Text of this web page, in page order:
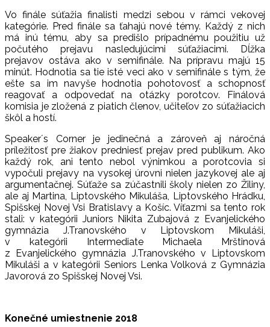
Vo finále súťažia finalisti medzi sebou v rámci vekovej
kategórie. Pred finále sa ťahajú nové témy. Každý z nich
má inú tému, aby sa predišlo prípadnému použitiu už
počutého prejavu nasledujúcimi súťažiacimi. Dĺžka
prejavov ostáva ako v semifinále. Na prípravu majú 15
minút. Hodnotia sa tie isté veci ako v semifinále s tým, že
ešte sa im navyše hodnotia pohotovosť a schopnosť
reagovať a odpovedať na otázky porotcov. Finálová
komisia je zložená z piatich členov, učiteľov zo súťažiacich
škôl a hostí.
Speaker´s Corner je jedinečná a zároveň aj náročná
príležitosť pre žiakov predniesť prejav pred publikum. Ako
každý rok, ani tento nebol výnimkou a porotcovia si
vypočuli prejavy na vysokej úrovni nielen jazykovej ale aj
argumentačnej. Súťaže sa zúčastnili školy nielen zo Žiliny,
ale aj Martina, Liptovského Mikuláša, Liptovského Hrádku,
Spišskej Novej Vsi Bratislavy a Košíc. Víťazmi sa tento rok
stali: v kategórii Juniors Nikita Zubajová z Evanjelického
gymnázia J.Tranovského v Liptovskom Mikuláši,
v kategórii Intermediate Michaela Mrštinová
z Evanjelického gymnázia J.Tranovského v Liptovskom
Mikuláši a v kategórii Seniors Lenka Volková z Gymnázia
Javorová zo Spišskej Novej Vsi.
Konečné umiestnenie 2018